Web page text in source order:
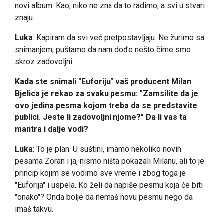
novi album. Kao, niko ne zna da to radimo, a svi u stvari
znaju.
Luka: Kapiram da svi već pretpostavljaju. Ne žurimo sa
snimanjem, puštamo da nam dođe nešto čime smo
skroz zadovoljni.
Kada ste snimali "Euforiju" vaš producent Milan
Bjelica je rekao za svaku pesmu: "Zamsilite da je
ovo jedina pesma kojom treba da se predstavite
publici. Jeste li zadovoljni njome?" Da li vas ta
mantra i dalje vodi?
Luka: To je plan. U suštini, imamo nekoliko novih
pesama Zoran i ja, nismo ništa pokazali Milanu, ali to je
princip kojim se vodimo sve vreme i zbog toga je
"Euforija" i uspela. Ko želi da napiše pesmu koja će biti
"onako"? Onda bolje da nemaš novu pesmu nego da
imaš takvu.